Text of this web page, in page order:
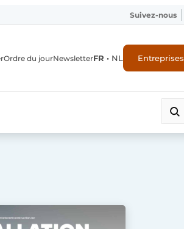
Suivez-nous
Ordre du jourNewsletterFR • NL Entreprises